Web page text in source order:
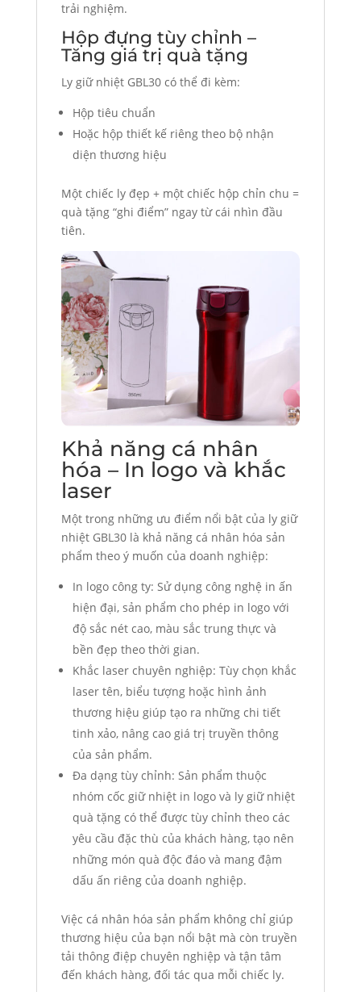
trải nghiệm.
Hộp đựng tùy chỉnh –
Tăng giá trị quà tặng
Ly giữ nhiệt GBL30 có thể đi kèm:
Hộp tiêu chuẩn
Hoặc hộp thiết kế riêng theo bộ nhận
diện thương hiệu
Một chiếc ly đẹp + một chiếc hộp chỉn chu =
quà tặng “ghi điểm” ngay từ cái nhìn đầu
tiên.
Khả năng cá nhân
hóa – In logo và khắc
laser
Một trong những ưu điểm nổi bật của ly giữ
nhiệt GBL30 là khả năng cá nhân hóa sản
phẩm theo ý muốn của doanh nghiệp:
In logo công ty: Sử dụng công nghệ in ấn
hiện đại, sản phẩm cho phép in logo với
độ sắc nét cao, màu sắc trung thực và
bền đẹp theo thời gian.
Khắc laser chuyên nghiệp: Tùy chọn khắc
laser tên, biểu tượng hoặc hình ảnh
thương hiệu giúp tạo ra những chi tiết
tinh xảo, nâng cao giá trị truyền thông
của sản phẩm.
Đa dạng tùy chỉnh: Sản phẩm thuộc
nhóm cốc giữ nhiệt in logo và ly giữ nhiệt
quà tặng có thể được tùy chỉnh theo các
yêu cầu đặc thù của khách hàng, tạo nên
những món quà độc đáo và mang đậm
dấu ấn riêng của doanh nghiệp.
Việc cá nhân hóa sản phẩm không chỉ giúp
thương hiệu của bạn nổi bật mà còn truyền
tải thông điệp chuyên nghiệp và tận tâm
đến khách hàng, đối tác qua mỗi chiếc ly.